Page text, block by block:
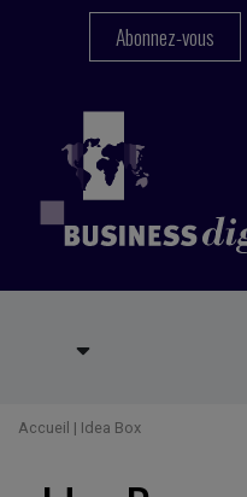
Abonnez-vous
Accueil | Idea Box